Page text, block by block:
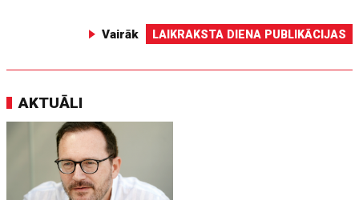
Vairāk LAIKRAKSTA DIENA PUBLIKĀCIJAS
AKTUĀLI